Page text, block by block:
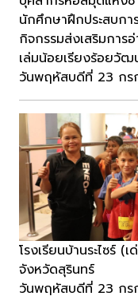
นักศึกษาฝึกประสบก
กิจกรรมส่งเสริมกา
เล่มน้อยเรียงร้อยวัฒ
วันพฤหัสบดีที่ 23 กร
โรงเรียนบ้านระไซร์
จังหวัดสุรินทร์
วันพฤหัสบดีที่ 23 กร